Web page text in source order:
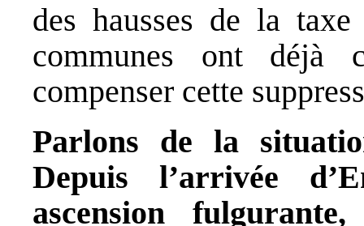
des hausses de la
communes ont déjà
compenser cette
Parlons de la
Depuis l’arrivée
ascension